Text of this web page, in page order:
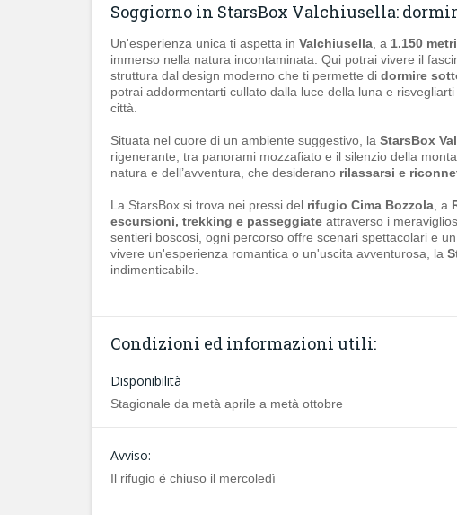
Soggiorno in StarsBox Valchiusella:
Un'esperienza unica ti aspetta in Valchiusella , a 1.150 metri
immerso nella natura incontaminata. Qui potrai vivere il
struttura dal design moderno che ti permette di dormire
potrai addormentarti cullato dalla luce della luna e
città.
Situata nel cuore di un ambiente suggestivo, la StarsBox
rigenerante, tra panorami mozzafiato e il silenzio della
natura e dell’avventura, che desiderano rilassarsi e
La StarsBox si trova nei pressi del rifugio Cima Bozzola , a
escursioni, trekking e passeggiate attraverso i
sentieri boscosi, ogni percorso offre scenari spettacolari e
vivere un'esperienza romantica o un'uscita avventurosa, la
indimenticabile.
Condizioni ed informazioni utili:
Disponibilità
Stagionale da metà aprile a metà ottobre
Avviso:
Il rifugio é chiuso il mercoledì